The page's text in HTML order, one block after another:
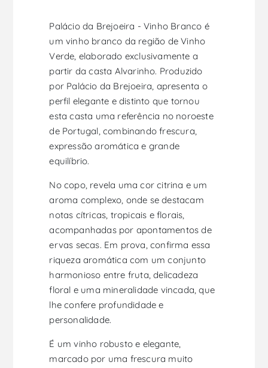
Palácio da Brejoeira - Vinho Branco é
um vinho branco da região de Vinho
Verde, elaborado exclusivamente a
partir da casta Alvarinho. Produzido
por Palácio da Brejoeira, apresenta o
perfil elegante e distinto que tornou
esta casta uma referência no noroeste
de Portugal, combinando frescura,
expressão aromática e grande
equilíbrio.
No copo, revela uma cor citrina e um
aroma complexo, onde se destacam
notas cítricas, tropicais e florais,
acompanhadas por apontamentos de
ervas secas. Em prova, confirma essa
riqueza aromática com um conjunto
harmonioso entre fruta, delicadeza
floral e uma mineralidade vincada, que
lhe confere profundidade e
personalidade.
É um vinho robusto e elegante,
marcado por uma frescura muito